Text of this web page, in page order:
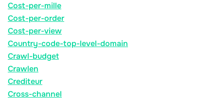
Cost-per-mille
Cost-per-order
Cost-per-view
Country-code-top-level-domain
Crawl-budget
Crawlen
Crediteur
Cross-channel